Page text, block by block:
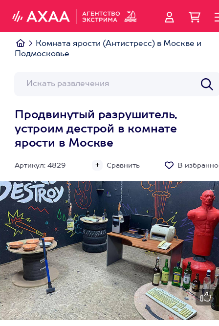
Комната ярости (Антистресс) в Москве и
Подмосковье
Продвинутый разрушитель,
устроим дестрой в комнате
ярости в Москве
Артикул: 4829 Сравнить В